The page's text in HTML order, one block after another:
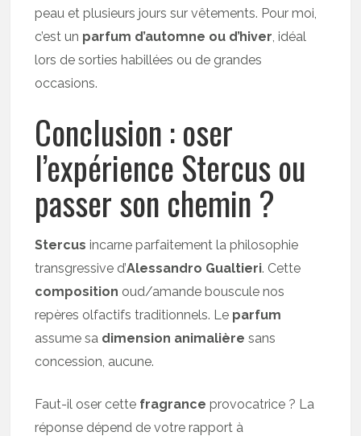
peau et plusieurs jours sur vêtements. Pour moi,
c’est un parfum d’automne ou d’hiver, idéal
lors de sorties habillées ou de grandes
occasions.
Conclusion : oser
l’expérience Stercus ou
passer son chemin ?
Stercus incarne parfaitement la philosophie
transgressive d’Alessandro Gualtieri. Cette
composition oud/amande bouscule nos
repères olfactifs traditionnels. Le parfum
assume sa dimension animalière sans
concession, aucune.
Faut-il oser cette fragrance provocatrice ? La
réponse dépend de votre rapport à